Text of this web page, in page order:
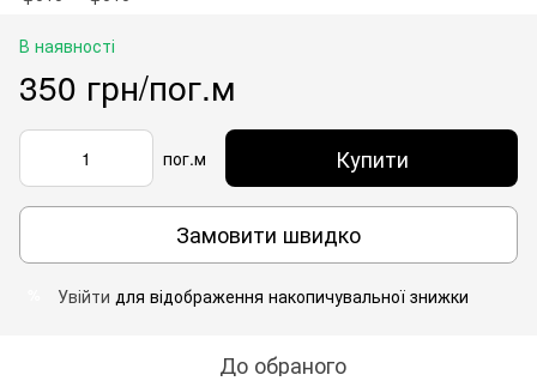
В наявності
350 грн/пог.м
пог.м Купити
Замовити швидко
Увійти для відображення накопичувальної знижки
До обраного